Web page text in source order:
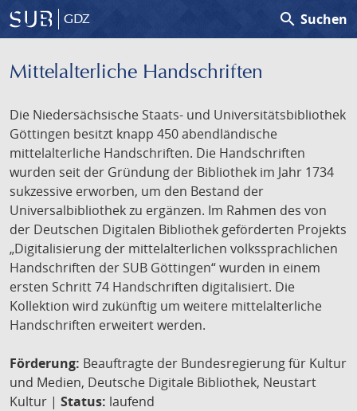
GDZ search Suchen
Mittelalterliche Handschriften
Die Niedersächsische Staats- und Universitätsbibliothek
Göttingen besitzt knapp 450 abendländische
mittelalterliche Handschriften. Die Handschriften
wurden seit der Gründung der Bibliothek im Jahr 1734
sukzessive erworben, um den Bestand der
Universalbibliothek zu ergänzen. Im Rahmen des von
der Deutschen Digitalen Bibliothek geförderten Projekts
„Digitalisierung der mittelalterlichen volkssprachlichen
Handschriften der SUB Göttingen“ wurden in einem
ersten Schritt 74 Handschriften digitalisiert. Die
Kollektion wird zukünftig um weitere mittelalterliche
Handschriften erweitert werden.
Förderung: Beauftragte der Bundesregierung für Kultur
und Medien, Deutsche Digitale Bibliothek, Neustart
Kultur | Status: laufend